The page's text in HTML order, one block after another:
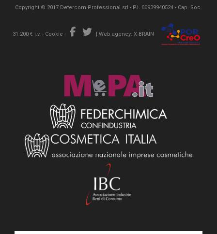
Copyright © 2017 Detercom Professional srl - P.I. 00939940524 - Cap. Soc.
31.200 € i.v. - Cookie - | Web agency: X-BRAIN